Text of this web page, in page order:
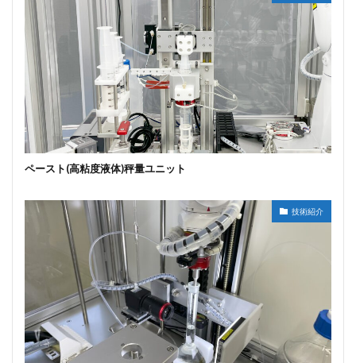
ペースト(高粘度液体)秤量ユニット
技術紹介